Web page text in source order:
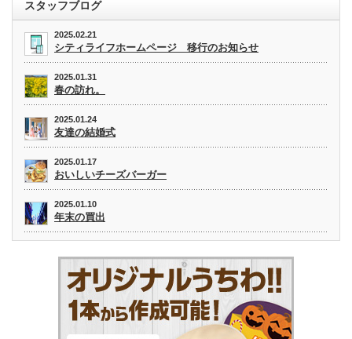
スタッフブログ
2025.02.21
シティライフホームページ 移行のお知らせ
2025.01.31
春の訪れ。
2025.01.24
友達の結婚式
2025.01.17
おいしいチーズバーガー
2025.01.10
年末の買出